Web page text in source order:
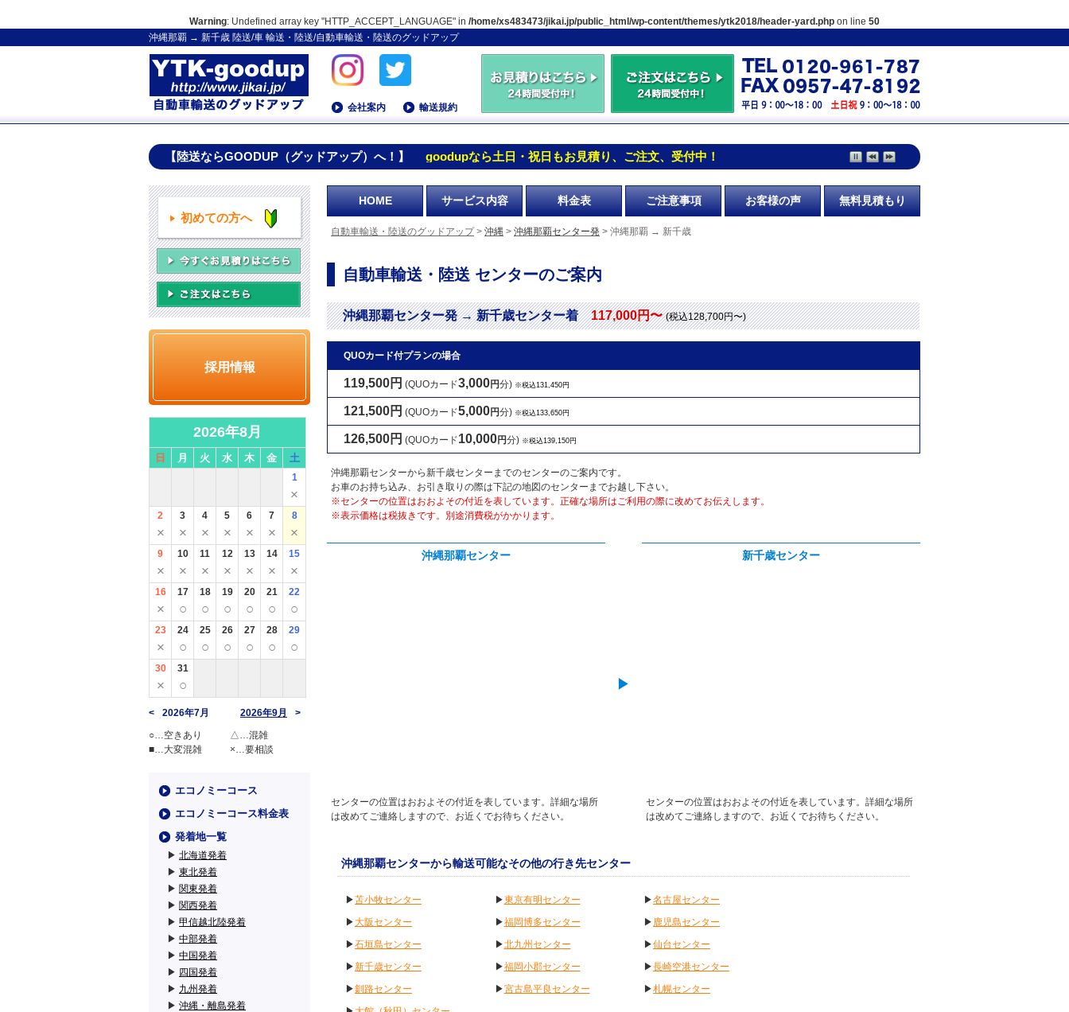
Warning: Undefined array key "HTTP_ACCEPT_LANGUAGE" in /home/xs483473/jikai.jp/public_html/wp-content/themes/ytk2018/header-yard.php on line 50
沖縄那覇 → 新千歳 陸送/車 輸送・陸送/自動車輸送・陸送のグッドアップ
会社案内 輸送規約
【陸送ならGOODUP（グッドアップ）へ！】 goodupなら土日・祝日もお見積り、ご注文、受付中！
HOME サービス内容 料金表 ご注意事項 お客様の声 無料見積もり
自動車輸送・陸送のグッドアップ> 沖縄 > 沖縄那覇センター発 > 沖縄那覇 → 新千歳
自動車輸送・陸送 センターのご案内
沖縄那覇センター発 → 新千歳センター着117,000円〜 (税込128,700円〜)
QUOカード付プランの場合
119,500円 (QUOカード3,000円分) ※税込131,450円
121,500円 (QUOカード5,000円分) ※税込133,650円
126,500円 (QUOカード10,000円分) ※税込139,150円
沖縄那覇センターから新千歳センターまでのセンターのご案内です。
お車のお持ち込み、お引き取りの際は下記の地図のセンターまでお越し下さい。
※センターの位置はおおよその付近を表しています。正確な場所はご利用の際に改めてお伝えします。
※表示価格は税抜きです。別途消費税がかかります。
沖縄那覇センター
センターの位置はおおよその付近を表しています。詳細な場所
は改めてご連絡しますので、お近くでお待ちください。
▶
新千歳センター
センターの位置はおおよその付近を表しています。詳細な場所
は改めてご連絡しますので、お近くでお待ちください。
沖縄那覇センターから輸送可能なその他の行き先センター
▶苫小牧センター ▶東京有明センター ▶名古屋センター
▶大阪センター ▶福岡博多センター ▶ 鹿児島センター
▶石垣島センター ▶北九州センター ▶仙台センター
▶新千歳センター ▶福岡小郡センター ▶長崎空港センター
▶釧路センター ▶宮古島平良センター ▶札幌センター
初めての方へ
採用情報
2026年8月
日 月 火 水 木 金 土
1
×
2
×
3
×
4
×
5
×
6
×
7
×
8
×
9
×
10
×
11
×
12
×
13
×
14
×
15
×
16
×
17
○
18
○
19
○
20
○
21
○
22
○
23
×
24
○
25
○
26
○
27
○
28
○
29
○
30
×
31
○
2026年7月
2026年9月
○…空きあり
△…混雑
■…大変混雑
×…要相談
エコノミーコース
エコノミーコース料金表
発着地一覧
▶ 北海道発着
▶ 東北発着
▶ 関東発着
▶ 関西発着
▶ 甲信越北陸発着
▶ 中部発着
▶ 中国発着
▶ 四国発着
▶ 九州発着
▶ 沖縄・離島発着